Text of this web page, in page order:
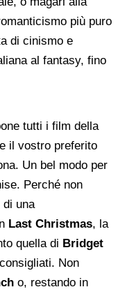
più puro
di cinismo e
al fantasy, fino
tutti i film della
il vostro preferito
Un bel modo per
Perché non
di una
Last Christmas, la
quella di Bridget
Non
o, restando in